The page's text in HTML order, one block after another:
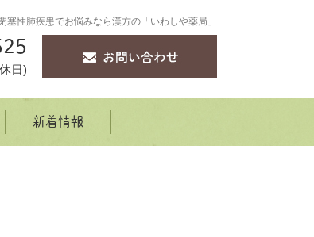
性肺疾患でお悩みなら漢方の「いわしや薬局」
日)
新着情報